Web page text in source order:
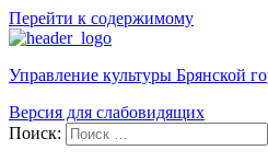
Перейти к содержимому
Управление культуры Брянской
Версия для слабовидящих
Поиск: